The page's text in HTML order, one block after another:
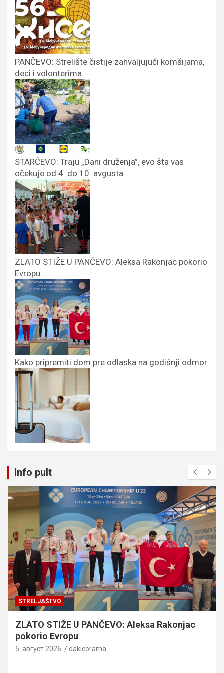
PANČEVO: Strelište čistije zahvaljujući komšijama,
deci i volonterima
STARČEVO: Traju „Dani druženja”, evo šta vas
očekuje od 4. do 10. avgusta
ZLATO STIŽE U PANČEVO: Aleksa Rakonjac pokorio
Evropu
Kako pripremiti dom pre odlaska na godišnji odmor
Info pult
STRELJAŠTVO
ZLATO STIŽE U PANČEVO: Aleksa Rakonjac
pokorio Evropu
5. август 2026. dakicorama